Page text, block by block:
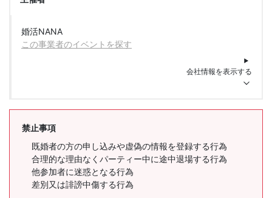
婚活NANA
この事業者のイベントを探す
会社情報を表示する
禁止事項
既婚者の方の申し込みや虚偽の情報を登録する行為
合理的な理由なくパーティー中に途中退場する行為
他参加者に迷惑となる行為
差別又は誹謗中傷する行為